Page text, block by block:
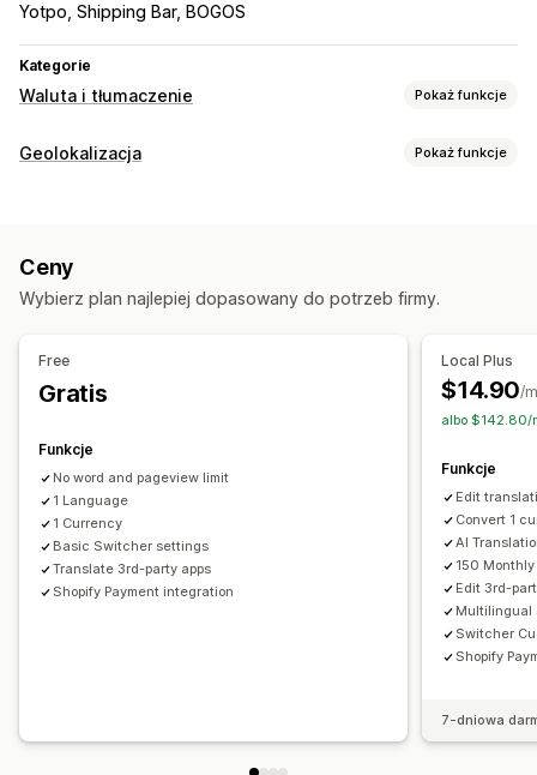
Yotpo, Shipping Bar, BOGOS
Kategorie
Waluta i tłumaczenie Pokaż funkcje
Przeliczanie walut
Język i tłumaczenie
Automatyczna synchronizacja tłumaczeń
Tłumaczenie zbiorcze
Tłumaczenie pod kątem SEO
Tłumaczenie adresu URL
Zarządzanie terminologią
Automatyczne przekierowanie strony
Przełącznik języka
Wygląd przełącznika
Geolokalizacja Pokaż funkcje
Automatyczne przekierowanie strony
Przekierowanie ręczne
Przełącznik języka
Ceny
Wybierz plan najlepiej dopasowany do potrzeb firmy.
Free
Gratis
Funkcje
No word and pageview limit
1 Language
1 Currency
Basic Switcher settings
Translate 3rd-party apps
Shopify Payment integration
Local Plus
$14.90/
albo $142.80/
Funkcje
Edit
Convert 1
AI
150
Edit 3rd-
Multilingual
Switcher
Shopify
7-dniowa